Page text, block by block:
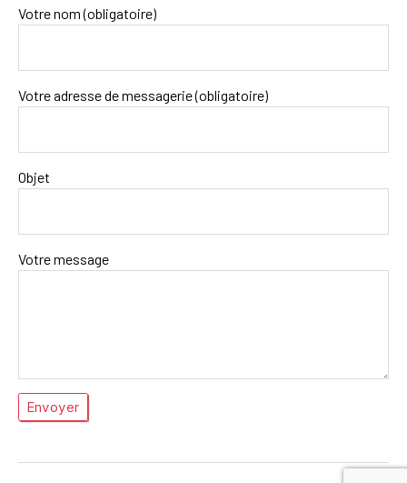
Votre nom (obligatoire)
Votre adresse de messagerie (obligatoire)
Objet
Votre message